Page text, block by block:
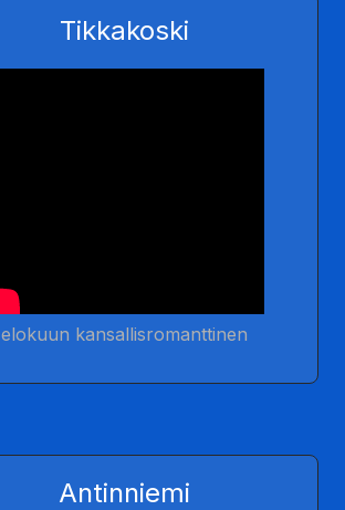
Tikkakoski
elokuun kansallisromanttinen
Antinniemi